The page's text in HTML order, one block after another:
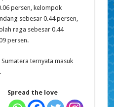
persen, kelompok
sebesar 0.44 persen,
raga sebesar 0.44
persen.
ternyata masuk
Spread the love